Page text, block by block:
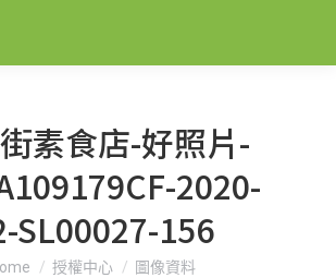
素食店-好照片-
2020-
SL00027-156
授權中心
圖像資料